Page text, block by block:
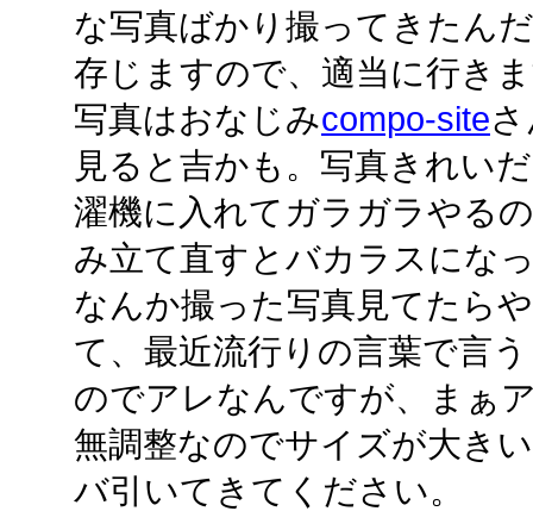
な写真ばかり撮ってきたん
存じますので、適当に行き
写真はおなじみcompo-site
見ると吉かも。写真きれい
濯機に入れてガラガラやる
み立て直すとバカラスにな
なんか撮った写真見てたら
て、最近流行りの言葉で言
のでアレなんですが、まぁ
無調整なのでサイズが大き
バ引いてきてください。